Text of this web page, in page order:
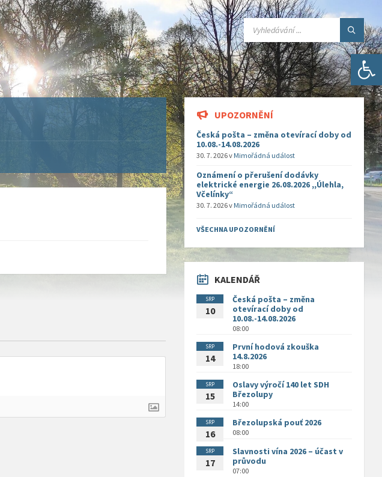
Open toolbar
SEARCH:
UPOZORNĚNÍ
Česká pošta – změna otevírací doby od
10.08.-14.08.2026
30. 7. 2026v Mimořádná událost
Oznámení o přerušení dodávky
elektrické energie 26.08.2026 ,,Úlehla,
Včelínky“
30. 7. 2026v Mimořádná událost
VŠECHNA UPOZORNĚNÍ
KALENDÁŘ
SRP
10
Česká pošta – změna
otevírací doby od
10.08.-14.08.2026
08:00
SRP
14
První hodová zkouška
14.8.2026
18:00
SRP
15
Oslavy výročí 140 let SDH
Březolupy
14:00
SRP
16
Březolupská pouť 2026
08:00
SRP
17
Slavnosti vína 2026 – účast v
průvodu
07:00